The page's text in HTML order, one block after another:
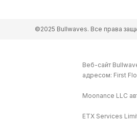
©2025 Bullwaves. Все права
Веб-сайт
адресом: First
Moonance LLC
ETX Services